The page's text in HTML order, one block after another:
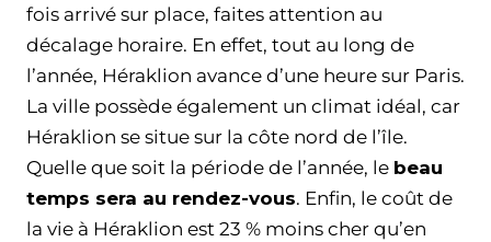
fois arrivé sur place, faites attention au
décalage horaire. En effet, tout au long de
l’année, Héraklion avance d’une heure sur Paris.
La ville possède également un climat idéal, car
Héraklion se situe sur la côte nord de l’île.
Quelle que soit la période de l’année, le beau
temps sera au rendez-vous. Enfin, le coût de
la vie à Héraklion est 23 % moins cher qu’en